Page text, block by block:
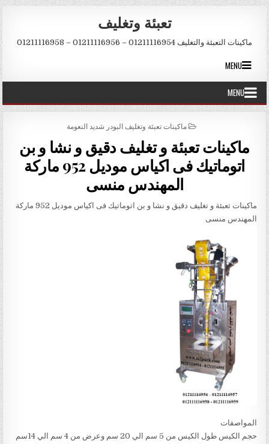
Skip to content
تعبئة وتغليف
ماكينات التعبئة والتغليف 01211116954 – 01211116956 – 01211116958
MENU
MENU
POSTED IN
ماكينات تعبئة وتغليف البودر شديد النعومة
ماكينات تعبئة و تغليف دقيق و نشا و بن
اتوماتيك فى اكياس موديل 952 ماركة
المهندس منسى
ماكينات تعبئة و تغليف دقيق و نشا و بن اتوماتيك فى اكياس موديل 952 ماركة
المهندس منسى
المواصفات
حجم الكيس طول الكيس من 5 سم الي 20 سم وعرض من 4 سم الي 14سم